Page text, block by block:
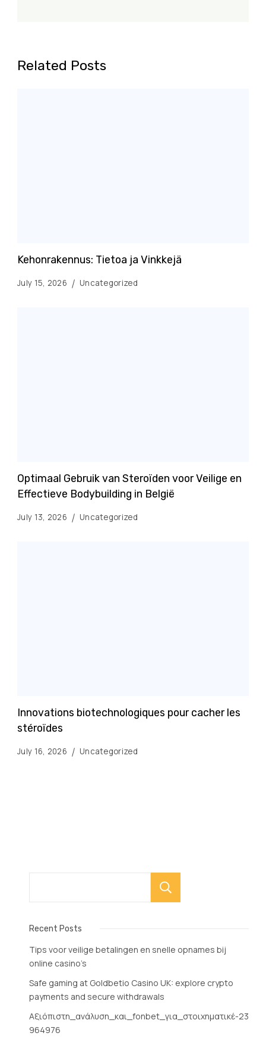
Related Posts
Kehonrakennus: Tietoa ja Vinkkejä
July 15, 2026 Uncategorized
Optimaal Gebruik van Steroïden voor Veilige en
Effectieve Bodybuilding in België
July 13, 2026 Uncategorized
Innovations biotechnologiques pour cacher les
stéroïdes
July 16, 2026 Uncategorized
Recent Posts
Tips voor veilige betalingen en snelle opnames bij
online casino’s
Safe gaming at Goldbetio Casino UK: explore crypto
payments and secure withdrawals
Αξιόπιστη_ανάλυση_και_fonbet_για_στοιχηματικέ-23
964976